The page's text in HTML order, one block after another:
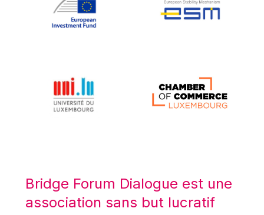
Koen LENAERTS
Lars Heikensten
Lucas Papademos
Máire Geoghegan-Quinn
Mario Centeno
Mario Monti
Bridge Forum Dialogue est une
association sans but lucratif